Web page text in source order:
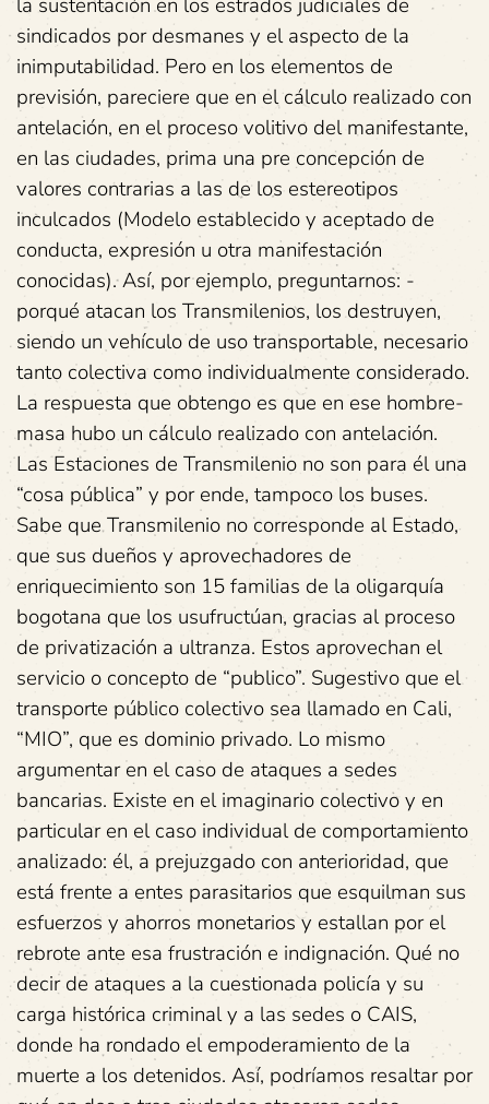
sindicados por desmanes y el aspecto de la
inimputabilidad. Pero en los elementos de
previsión, pareciere que en el cálculo realizado con
antelación, en el proceso volitivo del manifestante,
en las ciudades, prima una pre concepción de
valores contrarias a las de los estereotipos
inculcados (Modelo establecido y aceptado de
conducta, expresión u otra manifestación
conocidas). Así, por ejemplo, preguntarnos: -
porqué atacan los Transmilenios, los destruyen,
siendo un vehículo de uso transportable, necesario
tanto colectiva como individualmente considerado.
La respuesta que obtengo es que en ese hombre-
masa hubo un cálculo realizado con antelación.
Las Estaciones de Transmilenio no son para él una
“cosa pública” y por ende, tampoco los buses.
Sabe que Transmilenio no corresponde al Estado,
que sus dueños y aprovechadores de
enriquecimiento son 15 familias de la oligarquía
bogotana que los usufructúan, gracias al proceso
de privatización a ultranza. Estos aprovechan el
servicio o concepto de “publico”. Sugestivo que el
transporte público colectivo sea llamado en Cali,
“MIO”, que es dominio privado. Lo mismo
argumentar en el caso de ataques a sedes
bancarias. Existe en el imaginario colectivo y en
particular en el caso individual de comportamiento
analizado: él, a prejuzgado con anterioridad, que
está frente a entes parasitarios que esquilman sus
esfuerzos y ahorros monetarios y estallan por el
rebrote ante esa frustración e indignación. Qué no
decir de ataques a la cuestionada policía y su
carga histórica criminal y a las sedes o CAIS,
donde ha rondado el empoderamiento de la
muerte a los detenidos. Así, podríamos resaltar por